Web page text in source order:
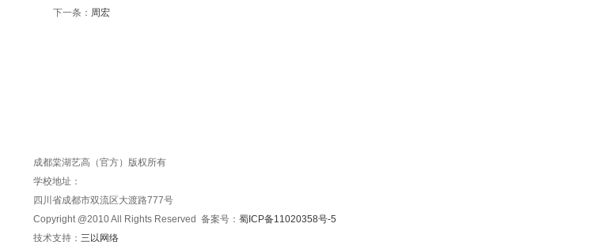
下一条： 周宏
成都棠湖艺高（官方）版权所有
学校地址：
四川省成都市双流区大渡路777号
Copyright @2010 All Rights Reserved 备案号： 蜀ICP备11020358号-5
技术支持： 三以网络